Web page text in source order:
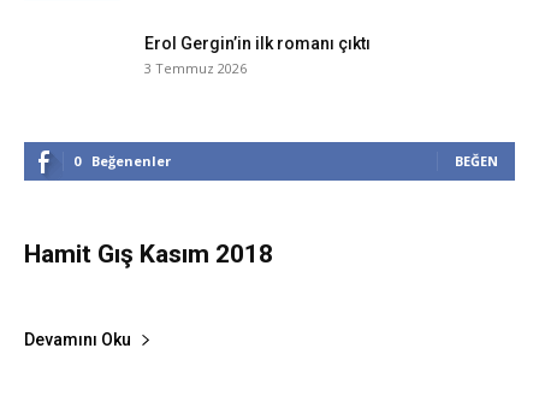
Erol Gergin’in ilk romanı çıktı
3 Temmuz 2026
0 Beğenenler BEĞEN
Hamit Gış Kasım 2018
Hamit Gış - 1 Kasım 2018
Devamını Oku